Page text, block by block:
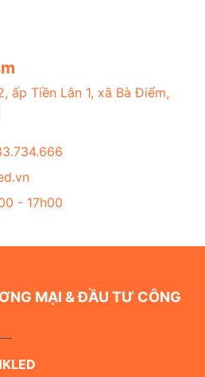
ấp Tiền Lân 1, xã Bà Điểm,
- 17h00
MẠI & ĐẦU TƯ CÔNG